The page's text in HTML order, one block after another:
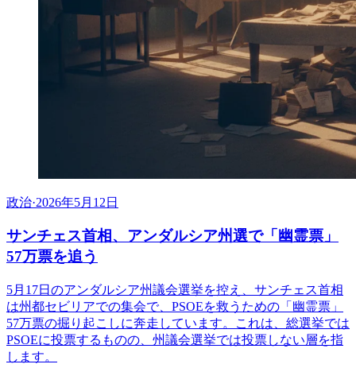
政治·2026年5月12日
サンチェス首相、アンダルシア州選で「幽霊票」
57万票を追う
5月17日のアンダルシア州議会選挙を控え、サンチェス首相
は州都セビリアでの集会で、PSOEを救うための「幽霊票」
57万票の掘り起こしに奔走しています。これは、総選挙では
PSOEに投票するものの、州議会選挙では投票しない層を指
します。